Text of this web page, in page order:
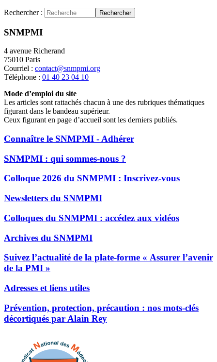
Rechercher : Rechercher
SNMPMI
4 avenue Richerand
75010 Paris
Courriel : contact@snmpmi.org
Téléphone : 01 40 23 04 10
Mode d’emploi du site
Les articles sont rattachés chacun à une des rubriques thématiques
figurant dans le bandeau supérieur.
Ceux figurant en page d’accueil sont les derniers publiés.
Connaître le SNMPMI - Adhérer
SNMPMI : qui sommes-nous ?
Colloque 2026 du SNMPMI : Inscrivez-vous
Newsletters du SNMPMI
Colloques du SNMPMI : accédez aux vidéos
Archives du SNMPMI
Suivez l’actualité de la plate-forme « Assurer l’avenir
de la PMI »
Adresses et liens utiles
Prévention, protection, précaution : nos mots-clés
décortiqués par Alain Rey